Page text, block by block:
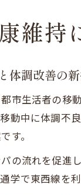
維持
体調改善の
市生活者の移
動中に体調不
す。
の流れを促進
学で東西線を